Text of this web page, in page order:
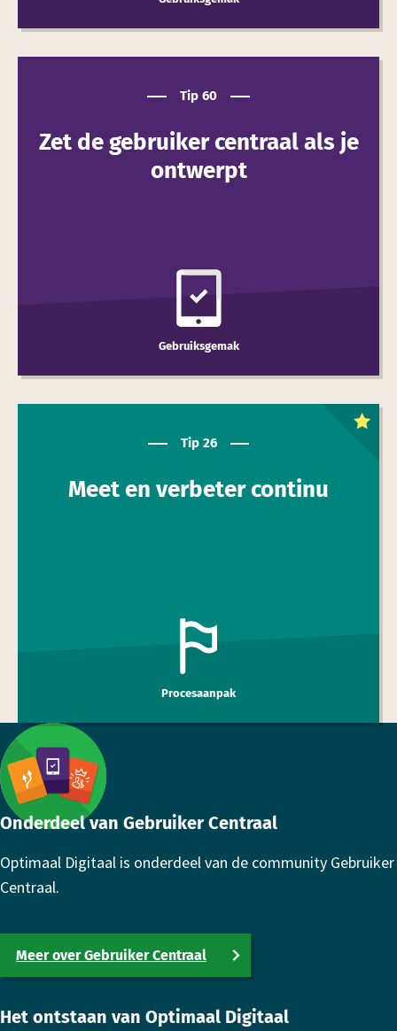
Tip 60
Zet de gebruiker centraal als je
ont­werpt
Gebruiksgemak
Dit is een
Tip 26
Meet en verbeter continu
Procesaanpak
Footer
Onderdeel van Gebruiker Centraal
Optimaal Digitaal is onderdeel van de community Gebruiker
Centraal.
Meer over Gebruiker Centraal
Het ontstaan van Optimaal Digitaal